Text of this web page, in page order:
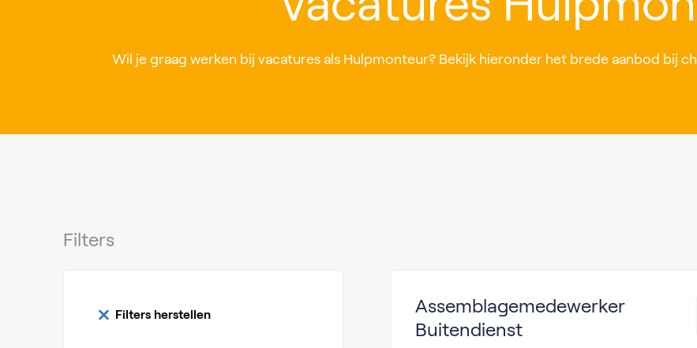
Roosendaal Nieuwegein
Wil je graag werken bij vacatures als Hulpmonteur? Bekijk hieronder het brede aanbod bij
Filters
Filters herstellen
Assemblagemedewerker
Buitendienst